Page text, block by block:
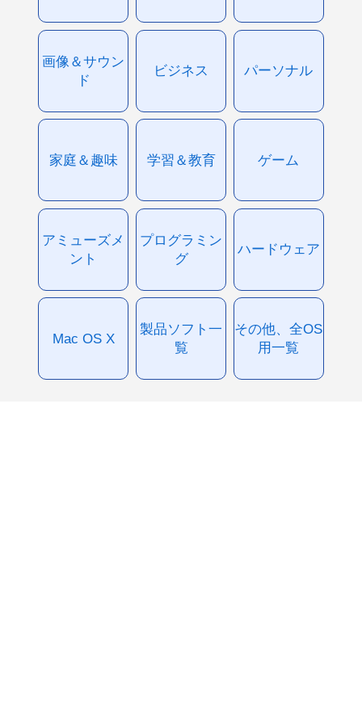
画像＆サウン
ド
ビジネス パーソナル
家庭＆趣味 学習＆教育 ゲーム
アミューズメ
ント
プログラミン
グ
ハードウェア
Mac OS X
製品ソフト一
覧
その他、全OS
用一覧